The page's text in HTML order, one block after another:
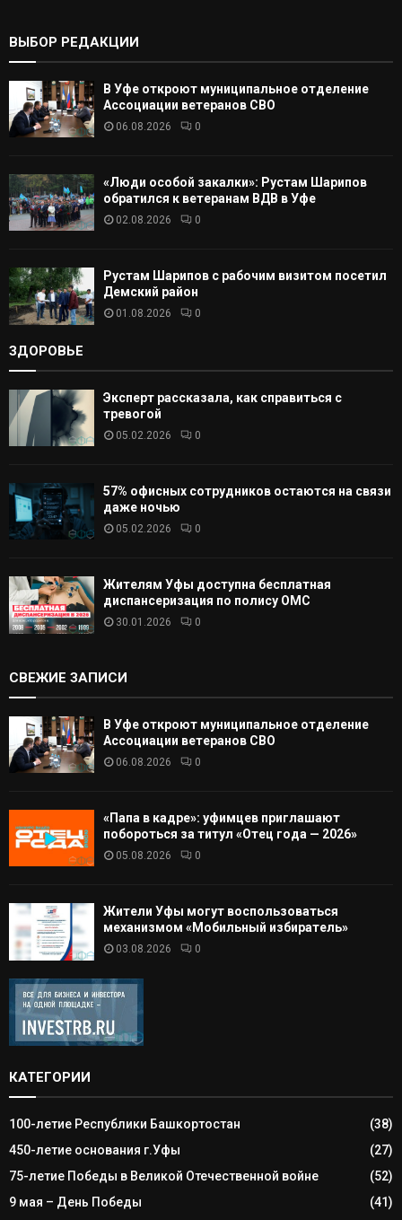
А
ВЫБОР РЕДАКЦИИ
В Уфе откроют муниципальное отделение
Ассоциации ветеранов СВО
06.08.2026 0
«Люди особой закалки»: Рустам Шарипов
обратился к ветеранам ВДВ в Уфе
02.08.2026 0
Рустам Шарипов с рабочим визитом посетил
Демский район
01.08.2026 0
ЗДОРОВЬЕ
Эксперт рассказала, как справиться с
тревогой
05.02.2026 0
57% офисных сотрудников остаются на связи
даже ночью
05.02.2026 0
Жителям Уфы доступна бесплатная
диспансеризация по полису ОМС
30.01.2026 0
СВЕЖИЕ ЗАПИСИ
В Уфе откроют муниципальное отделение
Ассоциации ветеранов СВО
06.08.2026 0
«Папа в кадре»: уфимцев приглашают
побороться за титул «Отец года — 2026»
05.08.2026 0
Жители Уфы могут воспользоваться
механизмом «Мобильный избиратель»
03.08.2026 0
КАТЕГОРИИ
100-летие Республики Башкортостан
(38)
450-летие основания г.Уфы
(27)
75-летие Победы в Великой Отечественной войне
(52)
9 мая – День Победы
(41)